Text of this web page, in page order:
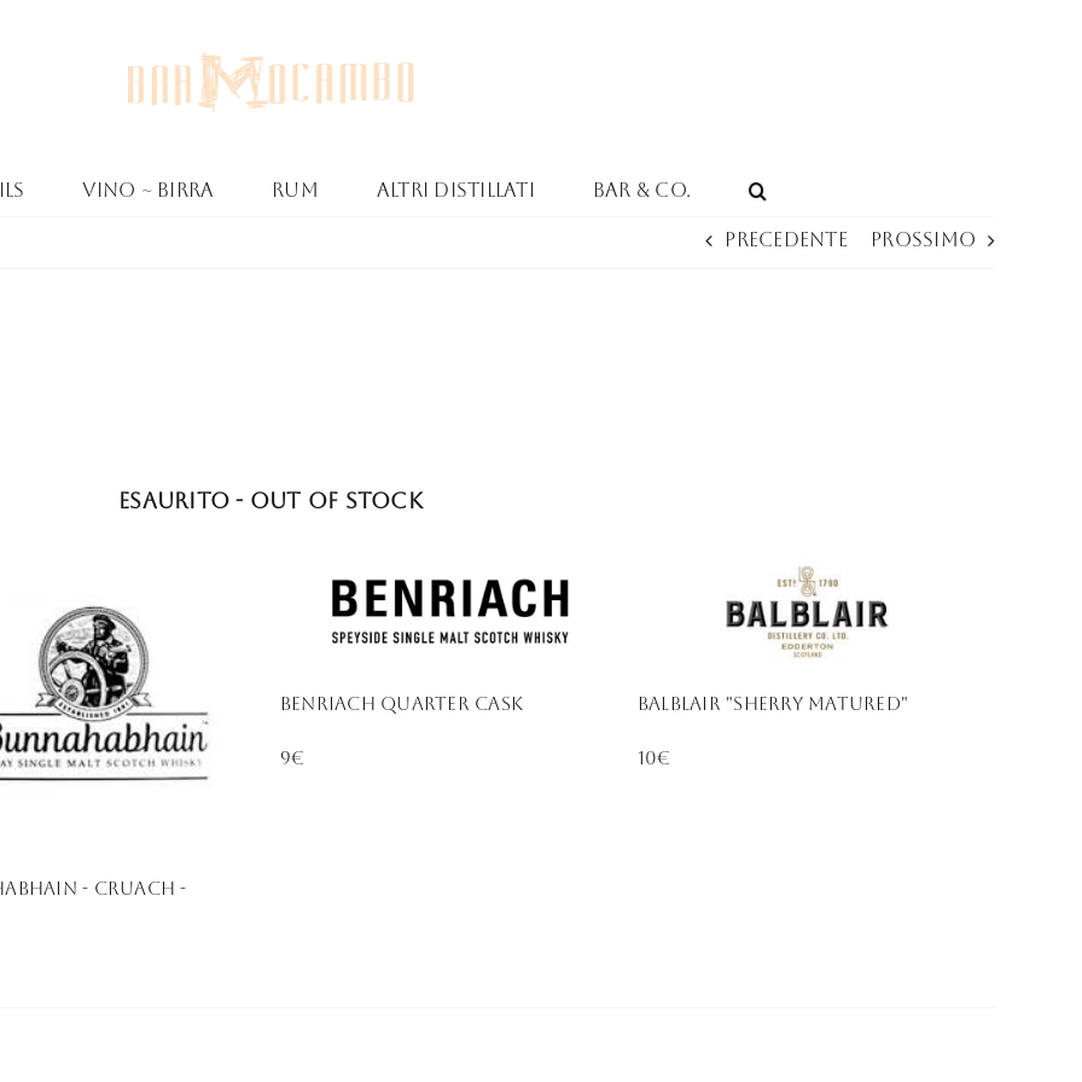
Vino ~ Birra Rum Altri Distillati Bar & Co.
Precedente Prossimo
Esaurito - Out of stock
- CRUACH -
BENRIACH QUARTER CASK
9€
Balblair "sherry Matured"
10€